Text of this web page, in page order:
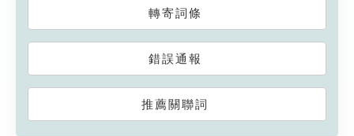
轉寄詞條
錯誤通報
推薦關聯詞